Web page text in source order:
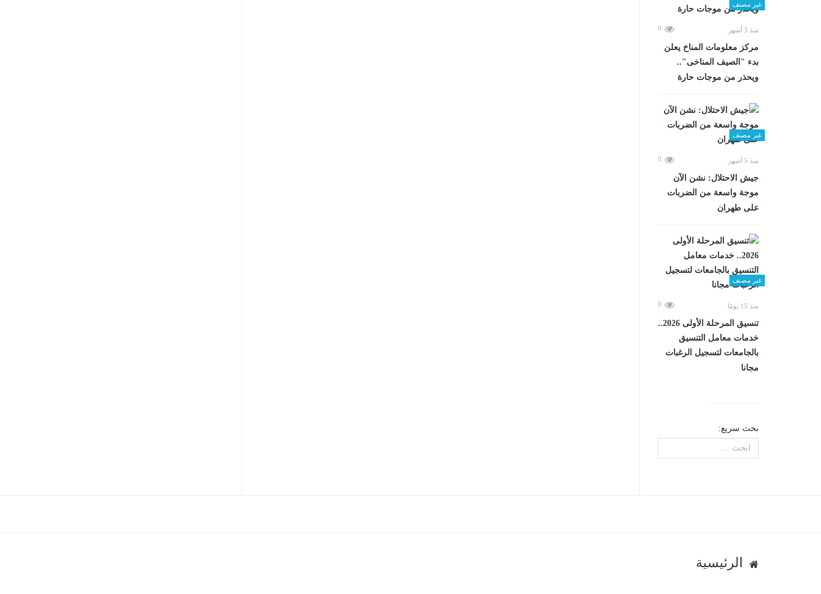
غير مصنف
منذ 3 أشهر 0
مركز معلومات المناخ يعلن
بدء "الصيف المناخى"..
ويحذر من موجات حارة
غير مصنف
منذ 5 أشهر 0
جيش الاحتلال: نشن الآن
موجة واسعة من الضربات
على طهران
غير مصنف
منذ 15 يومًا 0
تنسيق المرحلة الأولى 2026..
خدمات معامل التنسيق
بالجامعات لتسجيل الرغبات
مجانا
بحث سريع:
الرئيسية